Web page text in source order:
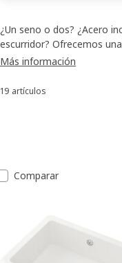
¿Un seno o dos? ¿Acero
escurridor? Ofrecemos
fregaderos de cocina. Por
tu elección con uno de
Más información
Ordenar y filtrar
19 artículos
Lista de
Comparar